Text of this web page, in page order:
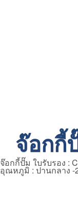
จ๊อกกี้
จ๊อกกี้ปั๊ม ใบรับรอง :
อุณหภูมิ : ปานกลาง -